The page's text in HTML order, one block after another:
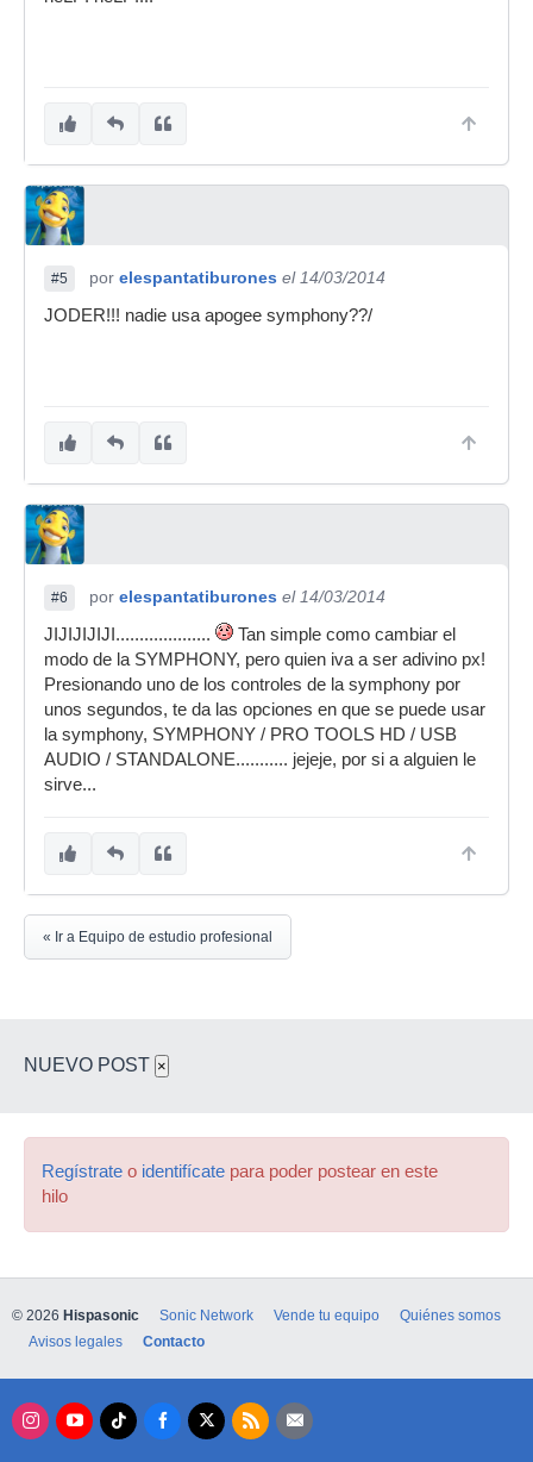
#5 por elespantatiburones el 14/03/2014
JODER!!! nadie usa apogee symphony??/
#6 por elespantatiburones el 14/03/2014
JIJIJIJIJI....................
Tan simple como cambiar el
modo de la SYMPHONY, pero quien iva a ser adivino px!
Presionando uno de los controles de la symphony por
unos segundos, te da las opciones en que se puede usar
la symphony, SYMPHONY / PRO TOOLS HD / USB
AUDIO / STANDALONE........... jejeje, por si a alguien le
sirve...
« Ir a Equipo de estudio profesional
NUEVO POST ×
Regístrate o identifícate para poder postear en este
hilo
© 2026 Hispasonic Sonic Network Vende tu equipo
Quiénes somos
Avisos legales
Contacto